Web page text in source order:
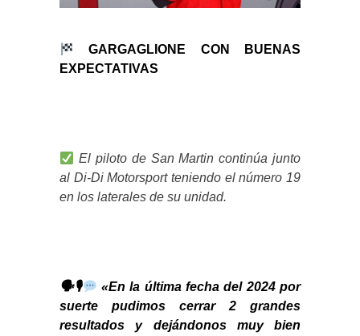
GARGAGLIONE CON BUENAS
EXPECTATIVAS
El piloto de San Martin continúa junto
al Di-Di Motorsport teniendo el número 19
en los laterales de su unidad.
🗣🎙
«En la última fecha del 2024 por
suerte pudimos cerrar 2 grandes
resultados y dejándonos muy bien